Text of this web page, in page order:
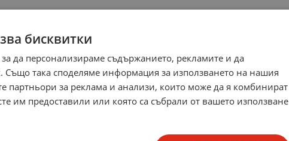
бисквитки
да персонализираме съдържанието, рекламите и да
така споделяме информация за използването на нашия
партньори за реклама и анализи, които може да я комбинират
им предоставили или която са събрали от вашето използване